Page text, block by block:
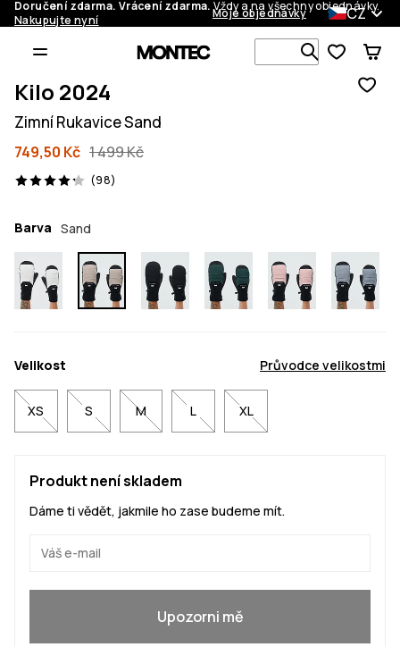
Doručení zdarma. Vrácení zdarma.Vždy a na všechny objednávky.
Nakupujte nyní
Moje objednávky CZ
Vyhledávej
Kilo 2024
Zimní Rukavice Sand
749,50 Kč 1 499 Kč
(98)
98 recenze, 4.2/5
Barva Sand
Velikost Průvodce velikostmi
XS S M L XL
Produkt není skladem
Dáme ti vědět, jakmile ho zase budeme mít.
Upozorni mě